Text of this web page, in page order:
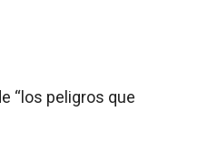
“los peligros que